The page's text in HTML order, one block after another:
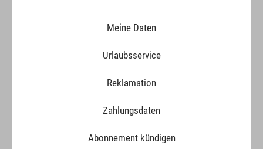
Meine Daten
Urlaubsservice
Reklamation
Zahlungsdaten
Abonnement kündigen